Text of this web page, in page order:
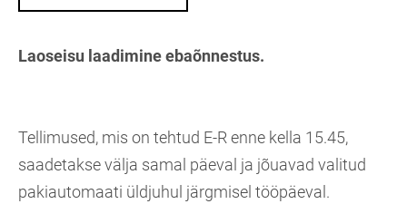
Laoseisu laadimine ebaõnnestus.
Tellimused, mis on tehtud E-R enne kella 15.45,
saadetakse välja samal päeval ja jõuavad valitud
pakiautomaati üldjuhul järgmisel tööpäeval.